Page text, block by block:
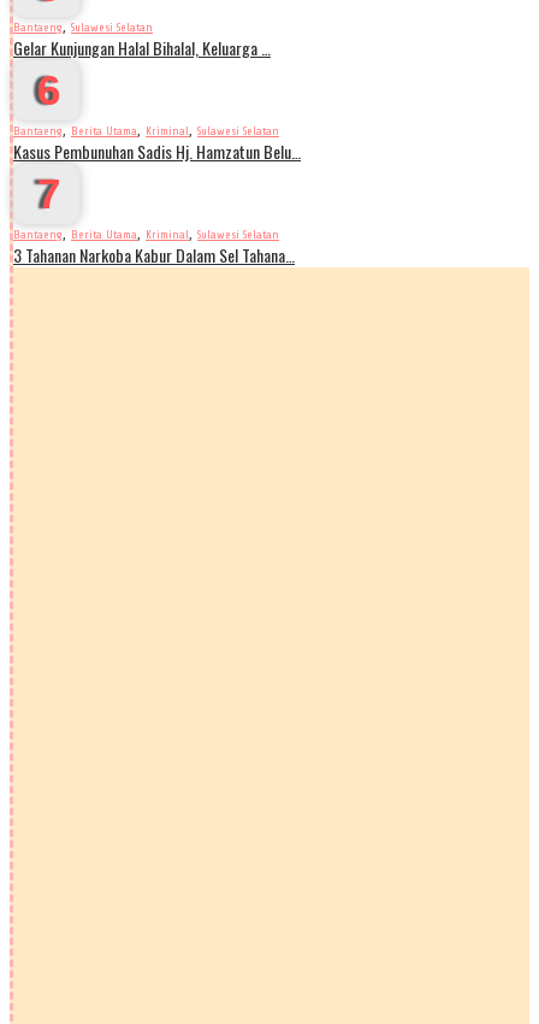
Bantaeng, Sulawesi Selatan
Gelar Kunjungan Halal Bihalal, Keluarga …
6
Bantaeng, Berita Utama, Kriminal, Sulawesi Selatan
Kasus Pembunuhan Sadis Hj. Hamzatun Belu…
7
Bantaeng, Berita Utama, Kriminal, Sulawesi Selatan
3 Tahanan Narkoba Kabur Dalam Sel Tahana…